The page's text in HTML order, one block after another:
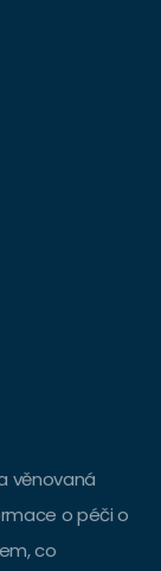
věnovaná
o péči o
co